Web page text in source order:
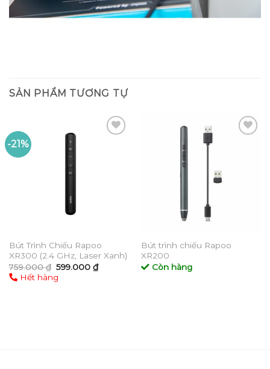
SẢN PHẨM TƯƠNG TỰ
-21%
Bút Trình Chiếu Rapoo
XR300 (2.4 GHz, Laser Xanh)
759.000₫ Giá
gốc
là:
599.000 ₫Giá
hiện
Hết hàng
Bút trình chiếu Rapoo
XR200
Còn hàng